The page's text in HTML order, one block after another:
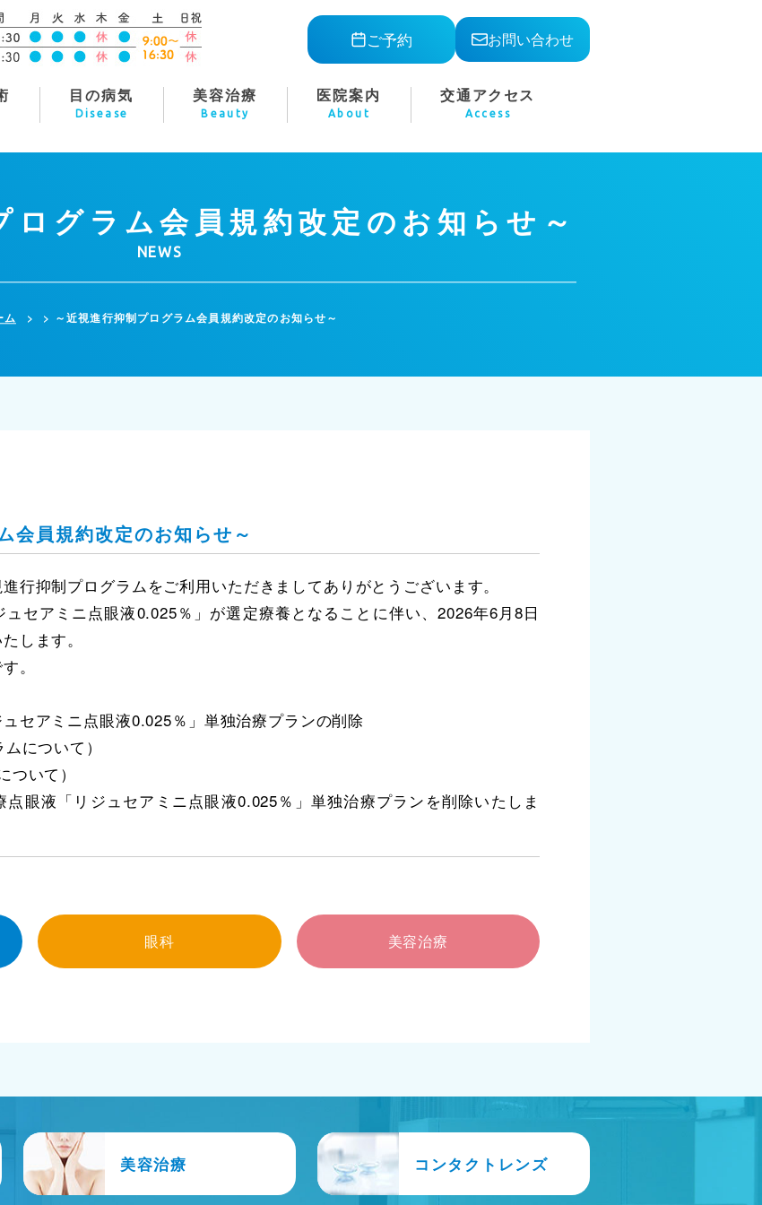
ご予約 お問い合わせ
目の病気
Disease
美容治療
Beauty
医院案内
About
交通アクセス
Access
ログラム会員規約改定のお知らせ～
NEWS
ム > ～近視進行抑制プログラム会員規約改定のお知らせ～
会員規約改定のお知らせ～
抑制プログラムをご利用いただきましてありがとうございます。
セアミニ点眼液0.025％」が選定療養となることに伴い、2026年6月8日
します。
。
セアミニ点眼液0.025％」単独治療プランの削除
について）
て）
液「リジュセアミニ点眼液0.025％」単独治療プランを削除いたしま
眼科 美容治療
美容治療 コンタクトレンズ